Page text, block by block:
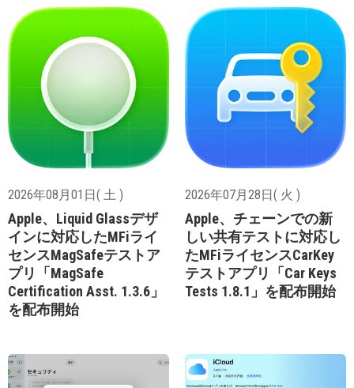
2026年08月01日( 土 )
Apple、Liquid Glassデザ
インに対応したMFiライ
センスMagSafeテストア
プリ「MagSafe
Certification Asst. 1.3.6」
を配布開始
2026年07月28日( 火 )
Apple、チェーンでの新
しい共有テストに対応し
たMFiライセンスCarKey
テストアプリ「Car Keys
Tests 1.8.1」を配布開始